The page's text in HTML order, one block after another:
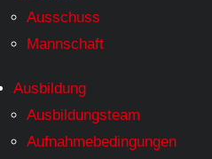
Ausschuss
Mannschaft
Ausbildung
Ausbildungsteam
Aufnahmebedingungen